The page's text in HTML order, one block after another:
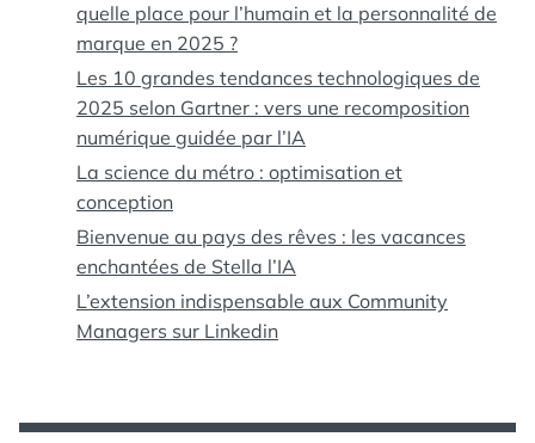
quelle place pour l’humain et la personnalité de
marque en 2025 ?
Les 10 grandes tendances technologiques de
2025 selon Gartner : vers une recomposition
numérique guidée par l’IA
La science du métro : optimisation et
conception
Bienvenue au pays des rêves : les vacances
enchantées de Stella l’IA
L’extension indispensable aux Community
Managers sur Linkedin